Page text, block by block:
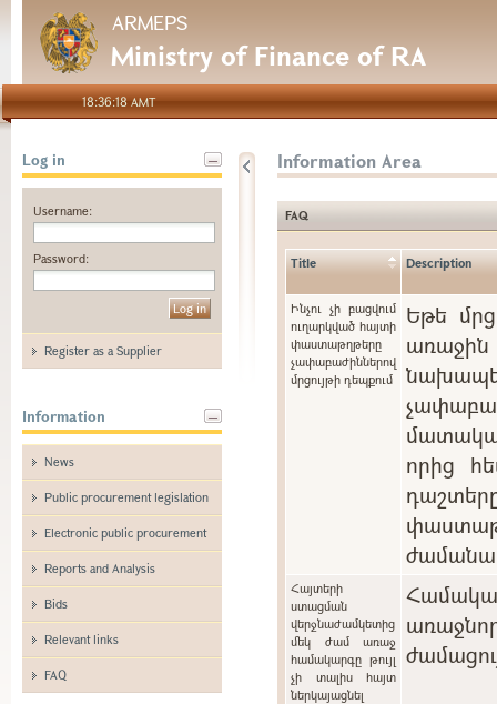
ARMEPS
Ministry of Finance of RA
18:36:18 AMT
Log in
Username:
Password:
Register as a Supplier
Information
News
Public procurement legislation
Electronic public procurement
Reports and Analysis
Bids
Relevant links
FAQ
Information Area
FAQ
Title Description
Ինչու չի բացվում
ուղարկված հայտի
փաստաթղթերը
չափաբաժիններով
մրցույթի դեպքում
Եթե
առաջին
որից
Հայտերի
ստացման
վերջնաժամկետից
մեկ ժամ առաջ
համակարգը թույլ
չի տալիս հայտ
ներկայացնել